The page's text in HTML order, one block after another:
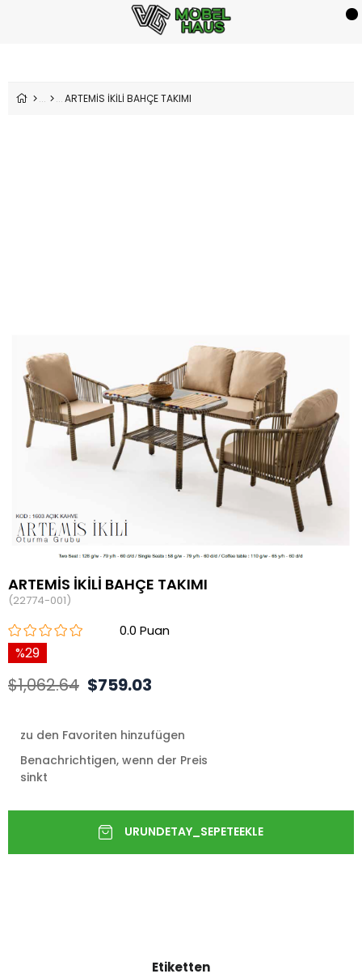
ARTEMİS İKİLİ BAHÇE TAKIMI
ARTEMİS İKİLİ BAHÇE TAKIMI
(22774-001)
0.0
29
$1,062.64 $759.03
zu den Favoriten hinzufügen
Benachrichtigen, wenn der Preis
sinkt
Etiketten